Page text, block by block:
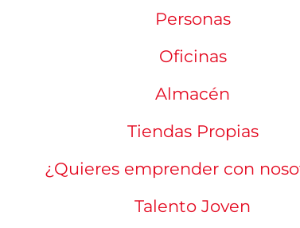
Personas
Oficinas
Almacén
Tiendas Propias
¿Quieres emprender con
Talento Joven